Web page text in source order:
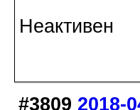
Неактивен
#3809 2018-